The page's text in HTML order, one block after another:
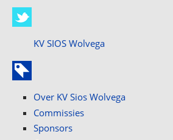
KV SIOS Wolvega
Over KV Sios Wolvega
Commissies
Sponsors